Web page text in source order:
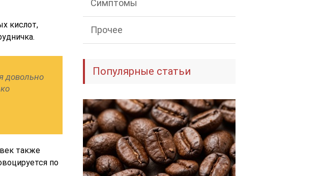
кислот,
довольно
также
по
Симптомы
Прочее
Популярные статьи